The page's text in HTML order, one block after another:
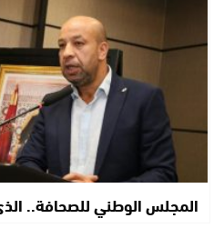
المجلس الوطني للصحافة..